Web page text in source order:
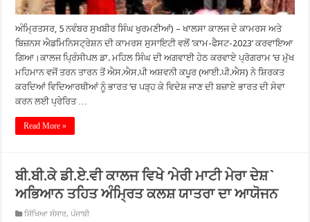
ਅੰਮ੍ਰਿਤਸਰ, 5 ਨਵੰਬਰ ਸੁਖਬੀਰ ਸਿੰਘ ਖੁਰਮਣੀਆਂ) – ਖਾਲਸਾ ਕਾਲਜ ਦੇ ਕਾਮਰਸ ਅਤੇ
ਬਿਜ਼ਨਸ ਐਡਮਿਨਿਸਟ੍ਰੇਸ਼ਨ ਦੀ ਕਾਮਰਸ ਸੁਸਾਇਟੀ ਵਲੋਂ ‘ਕਾਮ-ਫੈਸਟ-2023’ ਕਰਵਾਇਆ
ਗਿਆ।ਕਾਲਜ ਪ੍ਰਿੰਸੀਪਲ ਡਾ. ਮਹਿਲ ਸਿੰਘ ਦੀ ਅਗਵਾਈ ਹੇਠ ਕਰਵਾਏ ਪ੍ਰੋਗਰਾਮ ’ਚ ਮੁੱਖ
ਮਹਿਮਾਨ ਵਜੋਂ ਤਰਨ ਤਾਰਨ ਤੋਂ ਐਸ.ਐਸ.ਪੀ ਅਸ਼ਵਨੀ ਕਪੂਰ (ਆਈ.ਪੀ.ਐਸ) ਨੇ ਸ਼ਿਰਕਤ
ਕਰਦਿਆਂ ਵਿਦਿਆਰਥੀਆਂ ਨੂੰ ਭਾਰਤ ’ਚ ਪੜ੍ਹ ਕੇ ਵਿਦੇਸ਼ ਜਾਣ ਦੀ ਬਜ਼ਾਏ ਭਾਰਤ ਦੀ ਸੇਵਾ
ਕਰਨ ਲਈ ਪ੍ਰੇਰਿਤ …
Read More »
ਬੀ.ਬੀ.ਕੇ ਡੀ.ਏ.ਵੀ ਕਾਲਜ ਵਿਖੇ ‘ਮੇਰੀ ਮਾਟੀ ਮੇਰਾ ਦੇਸ਼`
ਅਭਿਆਨ ਤਹਿਤ ਅੰਮ੍ਰਿਤ ਕਲਸ਼ ਯਾਤਰਾ ਦਾ ਆਯੋਜਨ
ਸਿੱਖਿਆ ਸੰਸਾਰ,ਪੰਜਾਬੀ